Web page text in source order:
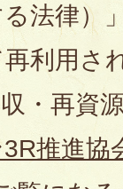
法律）
利用さ
・再資
推進協